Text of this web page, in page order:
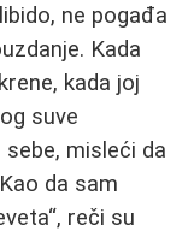
ne pogađa
Kada
kada joj
suve
misleći da
da sam
reči su